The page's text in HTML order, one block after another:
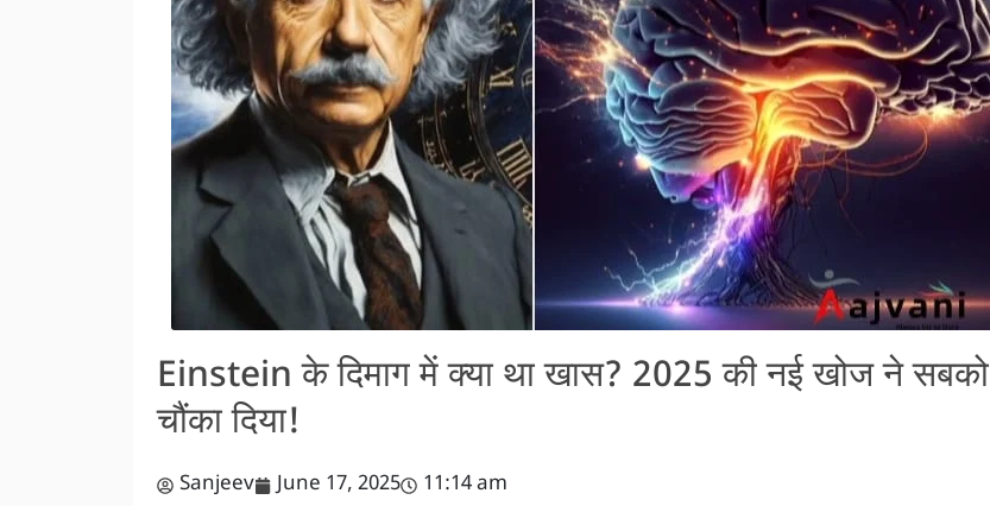
Einstein के दिमाग में क्या था खास? 2025 की नई खोज ने सबको
चौंका दिया!
Sanjeev June 17, 2025 11:14 am